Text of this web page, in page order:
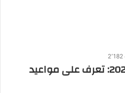
2٬182
جدول حفلات أنغام 2025: تعرف على مواعيد